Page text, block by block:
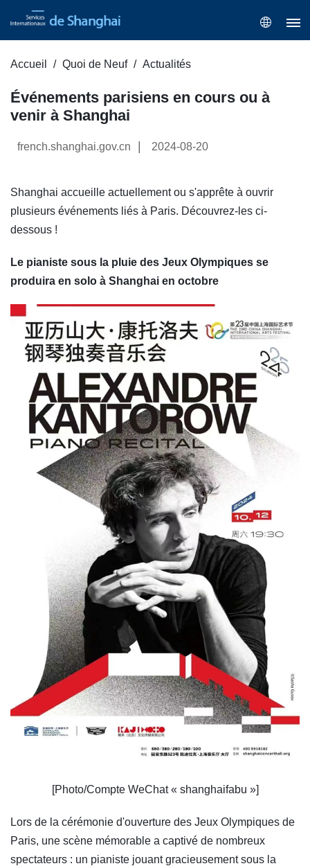
Accueil Quoi de Neuf Actualités
Événements parisiens en cours ou à
venir à Shanghai
french.shanghai.gov.cn 2024-08-20
Shanghai accueille actuellement ou s'apprête à ouvrir
plusieurs événements liés à Paris. Découvrez-les ci-
dessous !
Le pianiste sous la pluie des Jeux Olympiques se
produira en solo à Shanghai en octobre
[Photo/Compte WeChat « shanghaifabu »]
Lors de la cérémonie d'ouverture des Jeux Olympiques de
Paris, une scène mémorable a captivé de nombreux
spectateurs : un pianiste jouant gracieusement sous la